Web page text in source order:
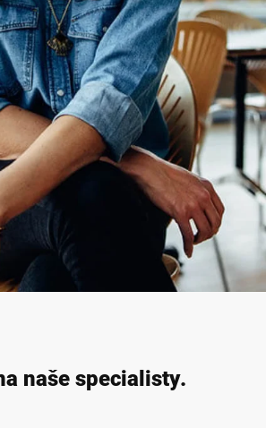
naše specialisty.